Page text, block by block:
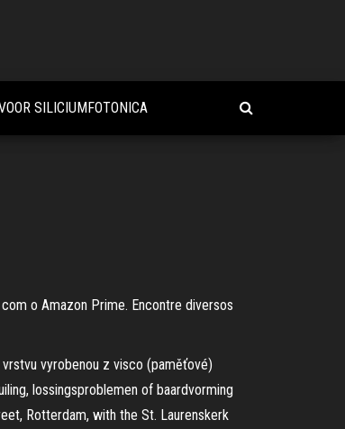
SILICIUMFOTONICA
o Amazon Prime. Encontre diversos
vyrobenou z visco (paměťové)
lossingsproblemen of baardvorming
Rotterdam, with the St. Laurenskerk